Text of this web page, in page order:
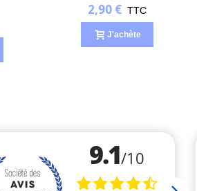
2,90 € TTC
J'achète